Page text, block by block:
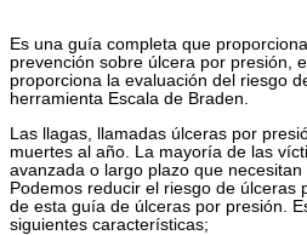
Es una guía completa que
prevención sobre úlcera por presión,
proporciona la evaluación del riesgo
herramienta Escala de Braden.
Las llagas, llamadas úlceras por
muertes al año. La mayoría de las
avanzada o largo plazo que necesitan
Podemos reducir el riesgo de úlceras
de esta guía de úlceras por presión.
siguientes características;